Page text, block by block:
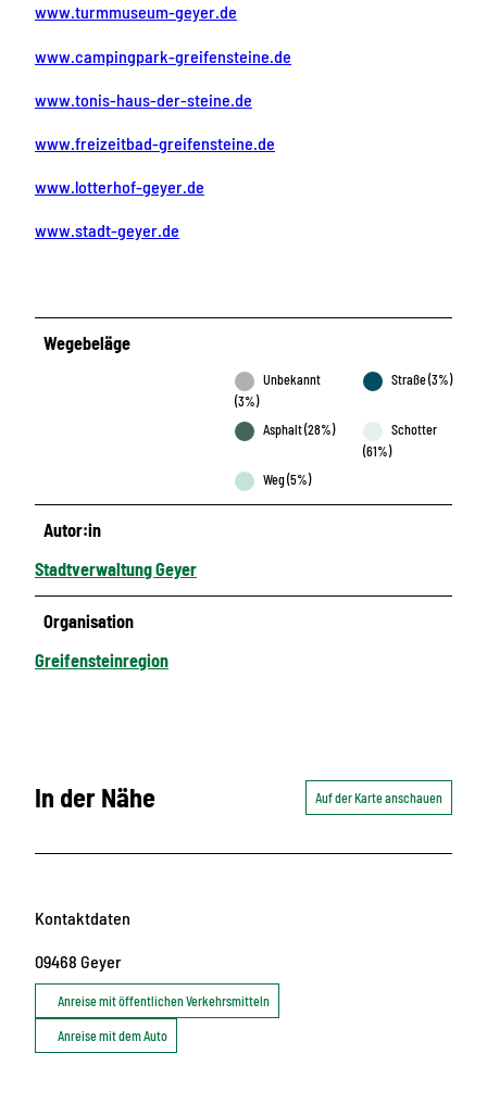
www.turmmuseum-geyer.de
www.campingpark-greifensteine.de
www.tonis-haus-der-steine.de
www.freizeitbad-greifensteine.de
www.lotterhof-geyer.de
www.stadt-geyer.de
Wegebeläge
Unbekannt
(3%)
Straße (3%)
Asphalt (28%)
Schotter
(61%)
Weg (5%)
Autor:in
Stadtverwaltung Geyer
Organisation
Greifensteinregion
In der Nähe Auf der Karte anschauen
Kontaktdaten
09468 Geyer
Anreise mit öffentlichen Verkehrsmitteln
Anreise mit dem Auto